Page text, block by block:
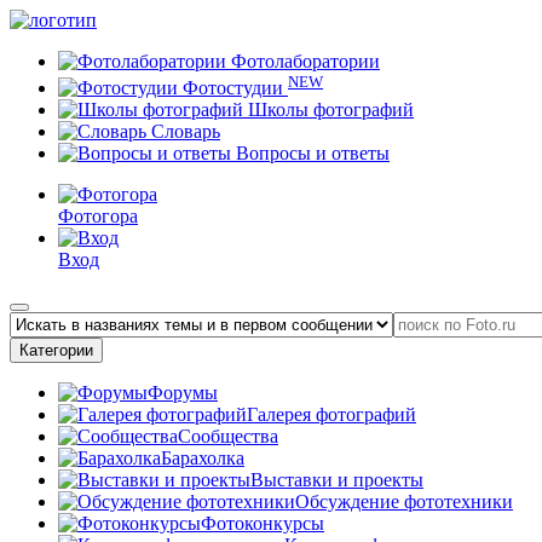
Фотолаборатории
Фотостудии NEW
Школы фотографий
Словарь
Вопросы и ответы
Фотогора
Вход
Категории
Форумы
Галерея фотографий
Сообщества
Барахолка
Выставки и проекты
Обсуждение фототехники
Фотоконкурсы